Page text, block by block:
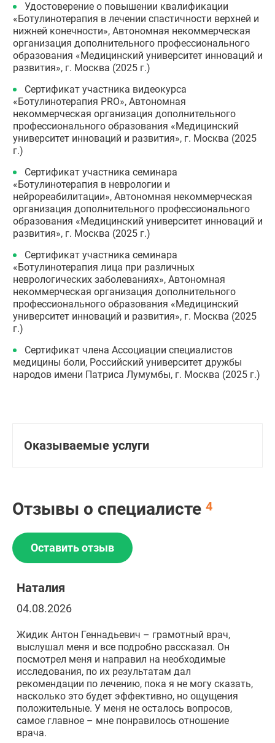
Удостоверение о повышении квалификации
«Ботулинотерапия в лечении спастичности верхней и
нижней конечности», Автономная некоммерческая
организация дополнительного профессионального
образования «Медицинский университет инноваций и
развития», г. Москва (2025 г.)
Сертификат участника видеокурса
«Ботулинотерапия PRO», Автономная
некоммерческая организация дополнительного
профессионального образования «Медицинский
университет инноваций и развития», г. Москва (2025
г.)
Сертификат участника семинара
«Ботулинотерапия в неврологии и
нейрореабилитации», Автономная некоммерческая
организация дополнительного профессионального
образования «Медицинский университет инноваций и
развития», г. Москва (2025 г.)
Сертификат участника семинара
«Ботулинотерапия лица при различных
неврологических заболеваниях», Автономная
некоммерческая организация дополнительного
профессионального образования «Медицинский
университет инноваций и развития», г. Москва (2025
г.)
Сертификат члена Ассоциации специалистов
медицины боли, Российский университет дружбы
народов имени Патриса Лумумбы, г. Москва (2025 г.)
Оказываемые услуги
Отзывы о специалисте 4
Оставить отзыв
Наталия
04.08.2026
Жидик Антон Геннадьевич – грамотный врач,
выслушал меня и все подробно рассказал. Он
посмотрел меня и направил на необходимые
исследования, по их результатам дал
рекомендации по лечению, пока я не могу сказать,
насколько это будет эффективно, но ощущения
положительные. У меня не осталось вопросов,
самое главное – мне понравилось отношение
врача.